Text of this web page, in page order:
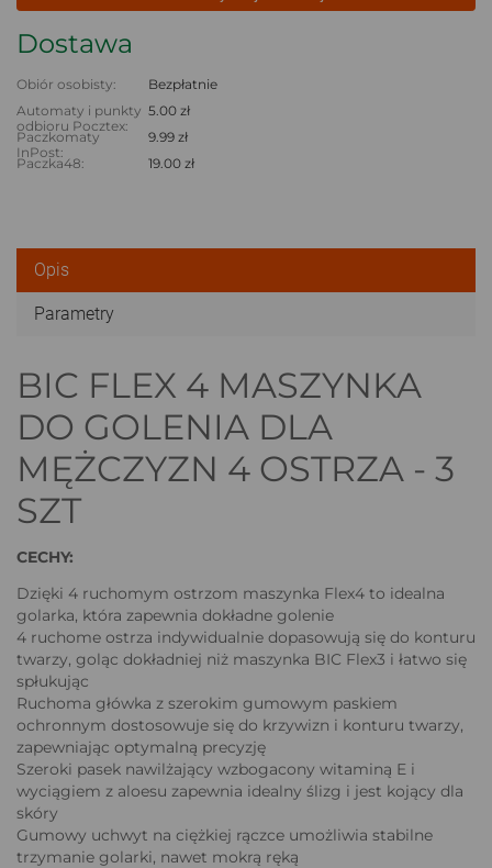
Dostawa
Obiór osobisty:
Bezpłatnie
Automaty i punkty
odbioru Pocztex:
5.00 zł
Paczkomaty
InPost:
9.99 zł
Paczka48:
19.00 zł
Opis
Parametry
BIC FLEX 4 MASZYNKA
DO GOLENIA DLA
MĘŻCZYZN 4 OSTRZA - 3
SZT
CECHY:
Dzięki 4 ruchomym ostrzom maszynka Flex4 to idealna
golarka, która zapewnia dokładne golenie
4 ruchome ostrza indywidualnie dopasowują się do konturu
twarzy, goląc dokładniej niż maszynka BIC Flex3 i łatwo się
spłukując
Ruchoma główka z szerokim gumowym paskiem
ochronnym dostosowuje się do krzywizn i konturu twarzy,
zapewniając optymalną precyzję
Szeroki pasek nawilżający wzbogacony witaminą E i
wyciągiem z aloesu zapewnia idealny ślizg i jest kojący dla
skóry
Gumowy uchwyt na ciężkiej rączce umożliwia stabilne
trzymanie golarki, nawet mokrą ręką